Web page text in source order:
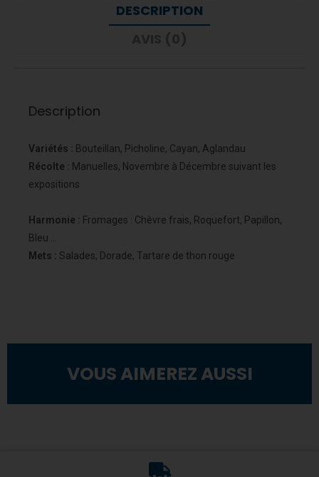
DESCRIPTION
Description
Variétés : Bouteillan, Picholine, Cayan, Aglandau​
Récolte : Manuelles, Novembre à Décembre suivant les
expositions​
Harmonie : Fromages : Chèvre frais, Roquefort, Papillon,
Bleu …​
Mets : Salades, Dorade, Tartare de thon rouge​
VOUS AIMEREZ AUSSI